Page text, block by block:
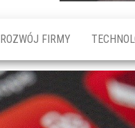
ROZWÓJ FIRMY